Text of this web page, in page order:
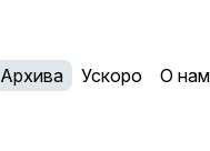
Архива Ускоро О